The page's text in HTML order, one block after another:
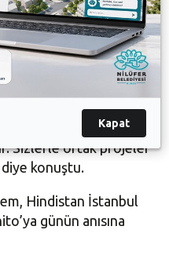
başlayan Vinito,
için teşekkür
erse de her zaman
İki ülke arasında olduğu
da güçlü bağlar var.
arasında 400 milyon
adına bu tür
Sizlerle ortak projeler
diye konuştu.
Hindistan İstanbul
günün anısına
Kapat